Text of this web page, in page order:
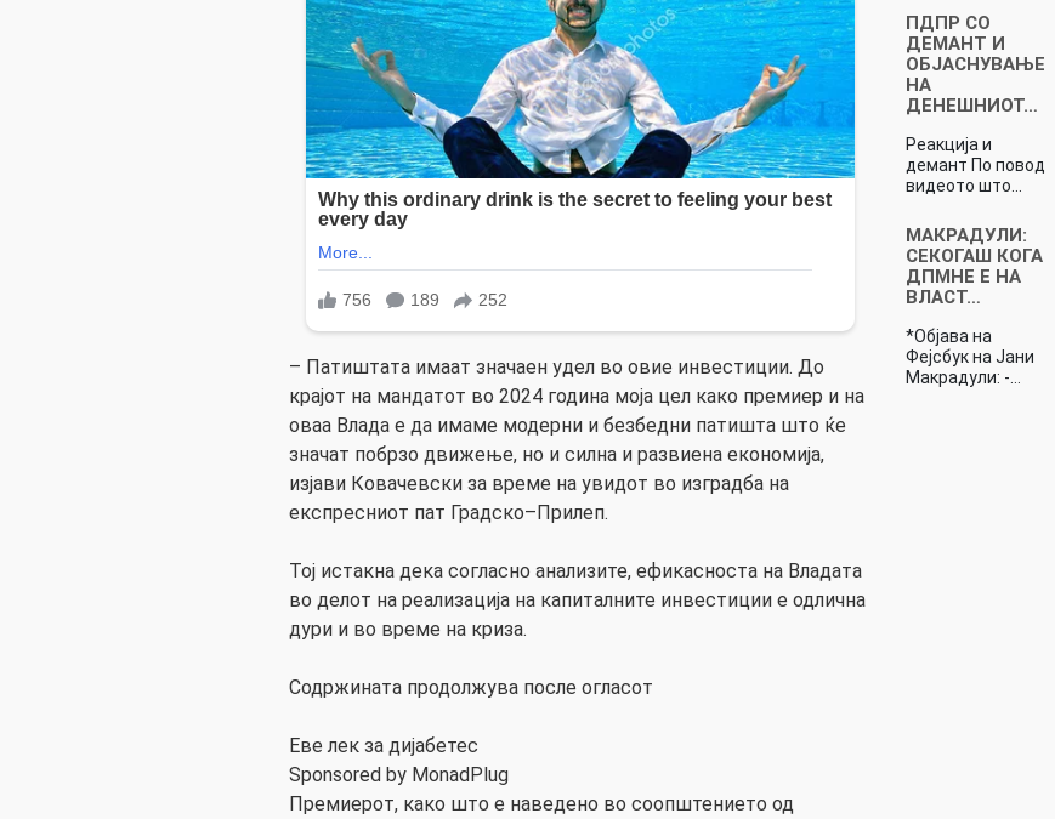
– Патиштата имаат значаен удел во овие инвестиции. До
крајот на мандатот во 2024 година моја цел како премиер и на
оваа Влада е да имаме модерни и безбедни патишта што ќе
значат побрзо движење, но и силна и развиена економија,
изјави Ковачевски за време на увидот во изградба на
експресниот пат Градско–Прилеп.
Тој истакна дека согласно анализите, ефикасноста на Владата
во делот на реализација на капиталните инвестиции е одлична
дури и во време на криза.
Содржината продолжува после огласот
Еве лек за дијабетес
Sponsored by MonadPlug
Премиерот, како што е наведено во соопштението од
ПДПР СО
ДЕМАНТ И
ОБЈАСНУВАЊЕ
НА
ДЕНЕШНИОТ…
Реакција и
демант По повод
видеото што…
МАКРАДУЛИ:
СЕКОГАШ КОГА
ДПМНЕ Е НА
ВЛАСТ…
*Објава на
Фејсбук на Јани
Макрадули: -…